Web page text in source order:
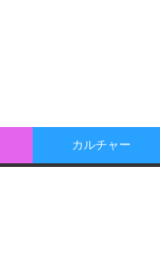
カルチャー